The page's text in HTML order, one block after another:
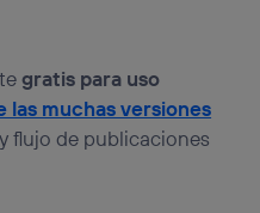
gratis para uso
las muchas versiones
flujo de publicaciones